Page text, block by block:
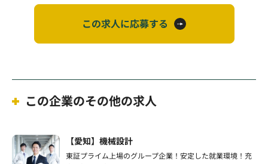
この求人に応募する
この企業のその他の求人
【愛知】機械設計
東証プライム上場のグループ企業！安定した就業環境！充